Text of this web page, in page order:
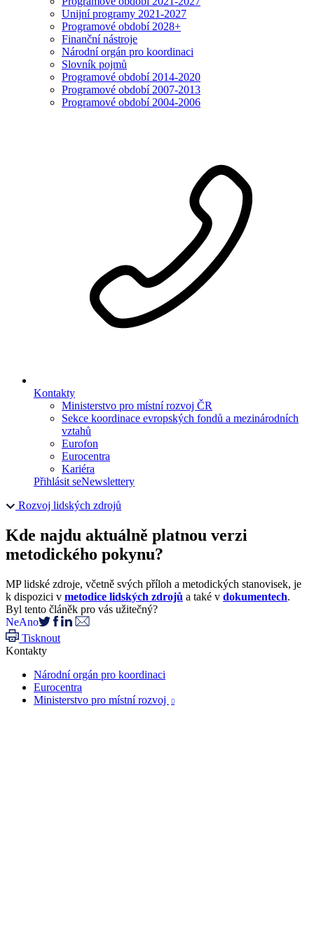
Unijní programy 2021-2027
Programové období 2028+
Finanční nástroje
Národní orgán pro koordinaci
Slovník pojmů
Programové období 2014-2020
Programové období 2007-2013
Programové období 2004-2006
Kontakty
Ministerstvo pro místní rozvoj ČR
Sekce koordinace evropských fondů a mezinárodních
vztahů
Eurofon
Eurocentra
Kariéra
Přihlásit seNewslettery
Rozvoj lidských zdrojů
Kde najdu aktuálně platnou verzi
metodického pokynu?
MP lidské zdroje, včetně svých příloh a metodických stanovisek, je
k dispozici v metodice lidských zdrojů a také v dokumentech.
Byl tento článěk pro vás užitečný?
NeAno
Tisknout
Kontakty
Národní orgán pro koordinaci
Eurocentra
Ministerstvo pro místní rozvoj
